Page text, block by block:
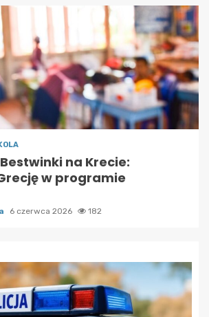
na Krecie:
w programie
6 czerwca 2026 182